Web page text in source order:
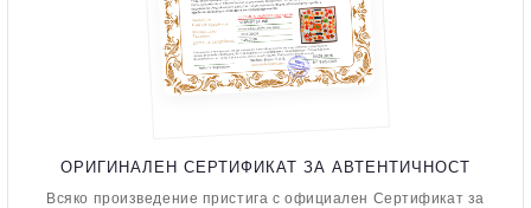
ОРИГИНАЛЕН СЕРТИФИКАТ ЗА АВТЕНТИЧНОСТ
Всяко произведение пристига с официален Сертификат за